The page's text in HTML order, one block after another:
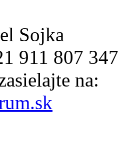
Sojka
911 807 347
na: